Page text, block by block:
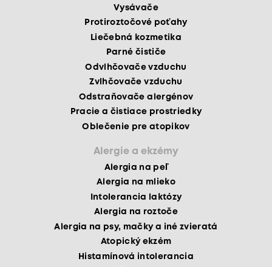
Vysávače
Protiroztočové poťahy
Liečebná kozmetika
Parné čističe
Odvlhčovače vzduchu
Zvlhčovače vzduchu
Odstraňovače alergénov
Pracie a čistiace prostriedky
Oblečenie pre atopikov
Alergie a ekzémy
Alergia na peľ
Alergia na mlieko
Intolerancia laktózy
Alergia na roztoče
Alergia na psy, mačky a iné zvieratá
Atopický ekzém
Histamínová intolerancia